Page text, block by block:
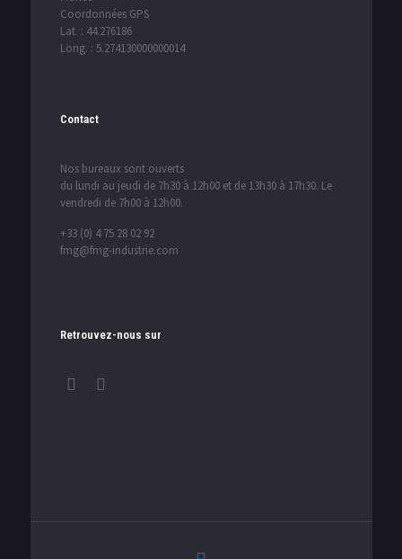
Coordonnées GPS
Lat. : 44.276186
Long. : 5.274130000000014
Contact
Nos bureaux sont ouverts
du lundi au jeudi de 7h30 à 12h00 et de 13h30 à 17h30. Le
vendredi de 7h00 à 12h00.
+33 (0) 4 75 28 02 92
fmg@fmg-industrie.com
Retrouvez-nous sur